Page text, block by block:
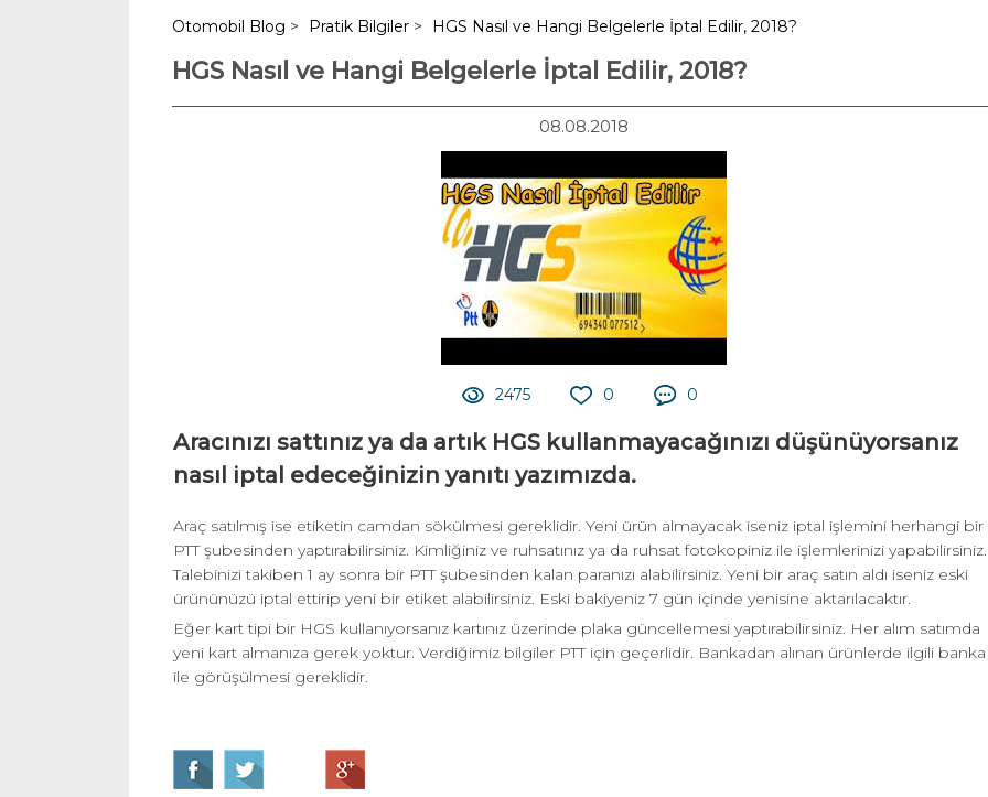
Otomobil Blog > Pratik Bilgiler > HGS Nasıl ve Hangi Belgelerle İptal Edilir, 2018?
HGS Nasıl ve Hangi Belgelerle İptal Edilir, 2018?
08.08.2018
2475 0 0
Aracınızı sattınız ya da artık HGS kullanmayacağınızı düşünüyorsanız
nasıl iptal edeceğinizin yanıtı yazımızda.
Araç satılmış ise etiketin camdan sökülmesi gereklidir. Yeni ürün almayacak iseniz iptal işlemini herhangi bir
PTT şubesinden yaptırabilirsiniz. Kimliğiniz ve ruhsatınız ya da ruhsat fotokopiniz ile işlemlerinizi yapabilirsiniz.
Talebinizi takiben 1 ay sonra bir PTT şubesinden kalan paranızı alabilirsiniz. Yeni bir araç satın aldı iseniz eski
ürününüzü iptal ettirip yeni bir etiket alabilirsiniz. Eski bakiyeniz 7 gün içinde yenisine aktarılacaktır.
Eğer kart tipi bir HGS kullanıyorsanız kartınız üzerinde plaka güncellemesi yaptırabilirsiniz. Her alım satımda
yeni kart almanıza gerek yoktur. Verdiğimiz bilgiler PTT için geçerlidir. Bankadan alınan ürünlerde ilgili banka
ile görüşülmesi gereklidir.